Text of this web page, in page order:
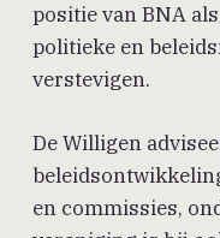
positie van BNA
politieke en
verstevigen.
De Willigen
en commissies,